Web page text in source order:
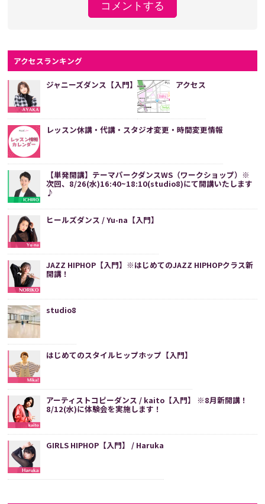
アクセスランキング
ジャニーズダンス【入門】 アクセス
レッスン休講・代講・スタジオ変更・時間変更情報
【単発開講】テーマパークダンスWS（ワークショップ）※
次回、8/26(水)16:40~18:10(studio8)にて開講いたします
♪
ヒールズダンス / Yu-na【入門】
JAZZ HIPHOP【入門】※はじめてのJAZZ HIPHOPクラス新
開講！
studio8
はじめてのスタイルヒップホップ【入門】
アーティストコピーダンス / kaito【入門】 ※8月新開講！
8/12(水)に体験会を実施します！
GIRLS HIPHOP【入門】 / Haruka